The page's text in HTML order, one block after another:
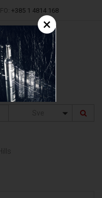
+385 1 4814 168
EN
×